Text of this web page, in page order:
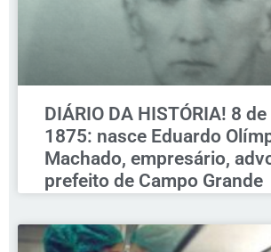
DIÁRIO DA HISTÓRIA! 8
1875: nasce Eduardo
Machado, empresário,
prefeito de Campo Grande